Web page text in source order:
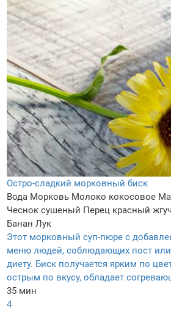
Остро-сладкий морковный биск
Вода Морковь Молоко кокосовое
Чеснок сушеный Перец красный
Банан Лук
Этот морковный суп-пюре с
меню людей, соблюдающих пост или
диету. Биск получается ярким по
острым по вкусу, обладает
35 мин
4